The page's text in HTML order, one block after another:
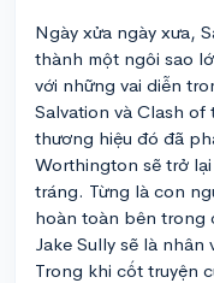
Ngày xửa ngày xưa,
thành một ngôi sao
với những vai diễn
Salvation và Clash of
thương hiệu đó đã
Worthington sẽ trở
tráng. Từng là con
hoàn toàn bên trong
Jake Sully sẽ là
Trong khi cốt truyện